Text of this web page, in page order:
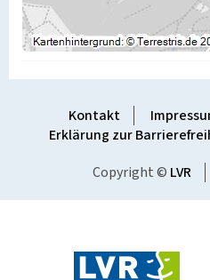
Kontakt
Erklärung zur
Copyright © LVR